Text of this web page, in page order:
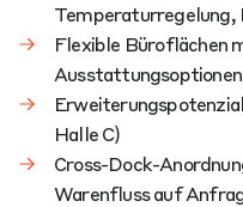
Flexible Büroflächen
Ausstattungsoptionen
Halle C)​
Cross-Dock-
Warenfluss auf